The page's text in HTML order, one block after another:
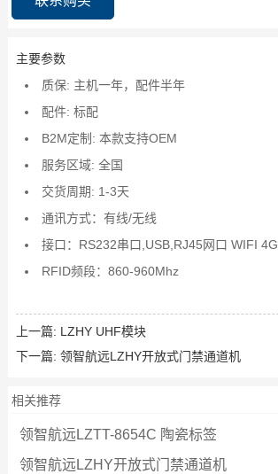
主要参数
质保: 主机一年，配件半年
配件: 标配
B2M定制: 本款支持OEM
服务区域: 全国
交货周期: 1-3天
通讯方式：有线/无线
接口：RS232串口,USB,RJ45网口 WIFI 4G
RFID频段：860-960Mhz
上一篇: LZHY UHF模块
下一篇: 领智航远LZHY开放式门禁通道机
相关推荐
领智航远LZTT-8654C 陶瓷标签
领智航远LZHY开放式门禁通道机